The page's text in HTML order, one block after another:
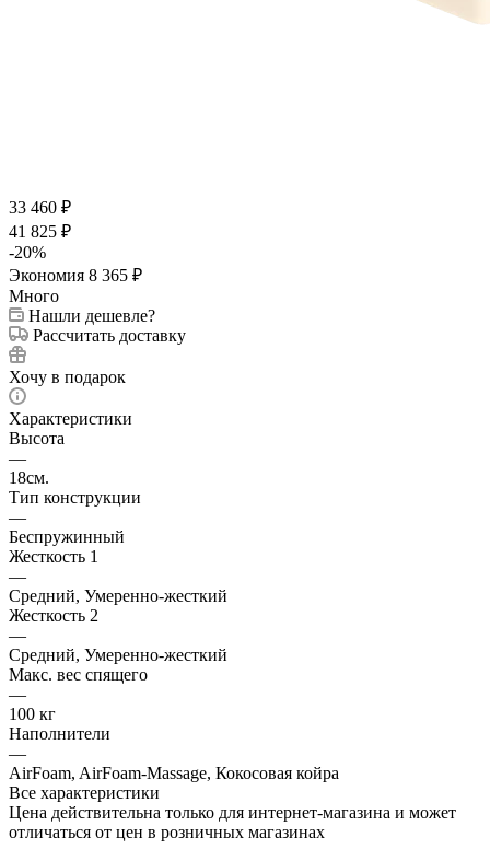
33 460 ₽
41 825 ₽
-20%
Экономия 8 365 ₽
Много
Нашли дешевле?
Рассчитать доставку
Хочу в подарок
Характеристики
Высота
—
18см.
Тип конструкции
—
Беспружинный
Жесткость 1
—
Средний, Умеренно-жесткий
Жесткость 2
—
Средний, Умеренно-жесткий
Макс. вес спящего
—
100 кг
Наполнители
—
AirFoam, AirFoam-Massage, Кокосовая койра
Все характеристики
Цена действительна только для интернет-магазина и может
отличаться от цен в розничных магазинах